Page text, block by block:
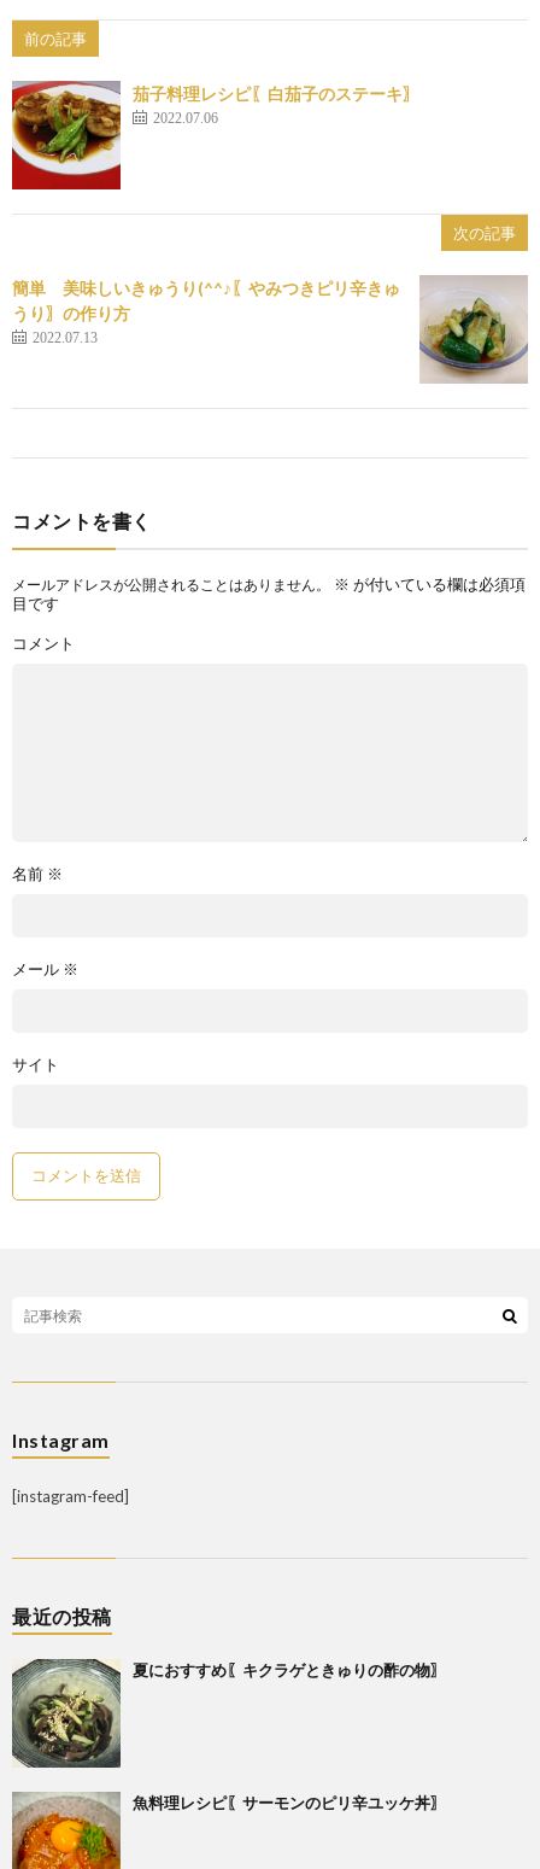
前の記事
茄子料理レシピ〖白茄子のステーキ〗
2022.07.06
次の記事
簡単 美味しいきゅうり(^^♪〖やみつきピリ辛きゅ
うり〗の作り方
2022.07.13
コメントを書く
メールアドレスが公開されることはありません。 ※ が付いている欄は必須項
目です
コメント
名前 ※
メール ※
サイト
Instagram
[instagram-feed]
最近の投稿
夏におすすめ〖キクラゲときゅりの酢の物〗
魚料理レシピ〖サーモンのピリ辛ユッケ丼〗